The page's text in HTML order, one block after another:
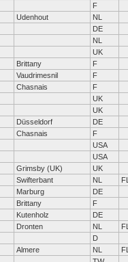
F
Udenhout
NL
DE
NL
UK
Brittany
F
Vaudrimesnil
F
Chasnais
F
UK
UK
Düsseldorf
DE
Chasnais
F
USA
USA
Grimsby (UK)
UK
Swifterbant NL
FL
Marburg
DE
Brittany
F
Kutenholz
DE
Dronten NL
FL
D
Almere NL
FL